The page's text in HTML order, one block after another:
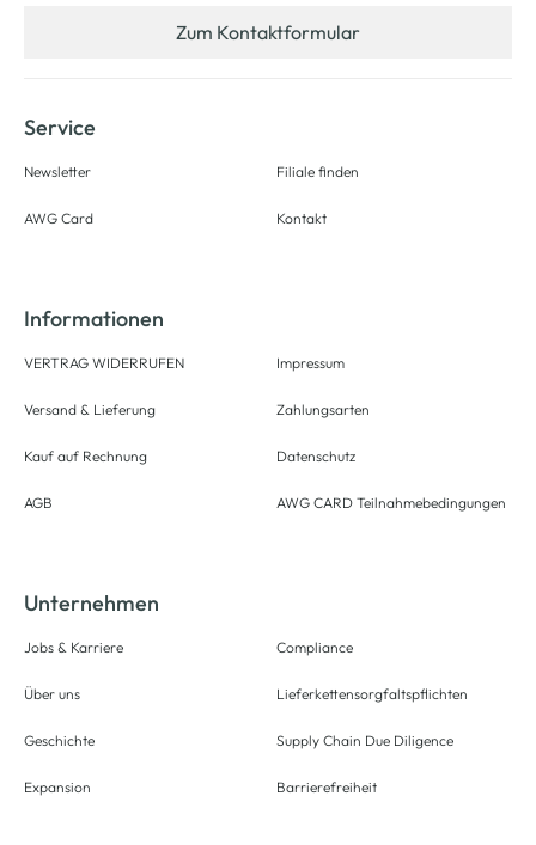
Zum Kontaktformular
Service
Newsletter
AWG Card
Filiale finden
Kontakt
Informationen
VERTRAG WIDERRUFEN
Versand & Lieferung
Kauf auf Rechnung
AGB
Impressum
Zahlungsarten
Datenschutz
AWG CARD Teilnahmebedingungen
Unternehmen
Jobs & Karriere
Über uns
Geschichte
Expansion
Compliance
Lieferkettensorgfaltspflichten
Supply Chain Due Diligence
Barrierefreiheit